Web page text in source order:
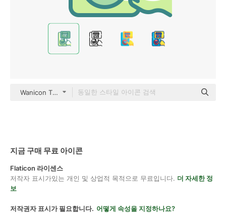
Wanicon Two Tone
지금 구매 무료 아이콘
Flaticon 라이센스
저작자 표시가있는 개인 및 상업적 목적으로 무료입니다. 더 자세한 정
보
저작권자 표시가 필요합니다. 어떻게 속성을 지정하나요?